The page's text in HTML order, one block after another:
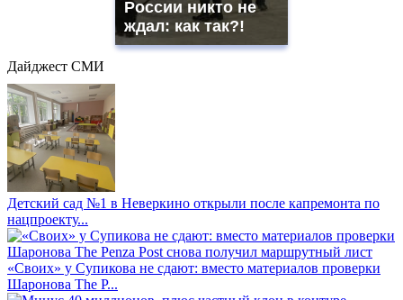
России никто не
ждал: как так?!
Дайджест СМИ
Детский сад №1 в Неверкино открыли после капремонта по
нацпроекту...
«Своих» у Супикова не сдают: вместо материалов проверки
Шаронова The P...